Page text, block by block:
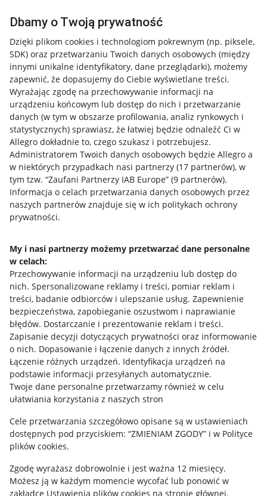
Dbamy o Twoją prywatność
Dzięki plikom cookies i technologiom pokrewnym (np. piksele,
SDK) oraz przetwarzaniu Twoich danych osobowych (między
innymi unikalne identyfikatory, dane przeglądarki), możemy
zapewnić, że dopasujemy do Ciebie wyświetlane treści.
Wyrażając zgodę na przechowywanie informacji na
urządzeniu końcowym lub dostęp do nich i przetwarzanie
danych (w tym w obszarze profilowania, analiz rynkowych i
statystycznych) sprawiasz, że łatwiej będzie odnaleźć Ci w
Allegro dokładnie to, czego szukasz i potrzebujesz.
Administratorem Twoich danych osobowych będzie Allegro a
w niektórych przypadkach nasi partnerzy (17 partnerów), w
tym tzw. “Zaufani Partnerzy IAB Europe” (9 partnerów).
Informacja o celach przetwarzania danych osobowych przez
naszych partnerów znajduje się w ich politykach ochrony
prywatności.
My i nasi partnerzy możemy przetwarzać dane personalne
w celach:
Przechowywanie informacji na urządzeniu lub dostęp do
nich. Spersonalizowane reklamy i treści, pomiar reklam i
treści, badanie odbiorców i ulepszanie usług. Zapewnienie
bezpieczeństwa, zapobieganie oszustwom i naprawianie
błędów. Dostarczanie i prezentowanie reklam i treści.
Zapisanie decyzji dotyczących prywatności oraz informowanie
o nich. Dopasowanie i łączenie danych z innych źródeł.
Łączenie różnych urządzeń. Identyfikacja urządzeń na
podstawie informacji przesyłanych automatycznie.
Twoje dane personalne przetwarzamy również w celu
ułatwiania korzystania z naszych stron
Cele przetwarzania szczegółowo opisane są w ustawieniach
dostępnych pod przyciskiem: “ZMIENIAM ZGODY” i w Polityce
plików cookies.
Zgodę wyrażasz dobrowolnie i jest ważna 12 miesięcy.
Możesz ją w każdym momencie wycofać lub ponowić w
zakładce Ustawienia plików cookies na stronie głównej.
Przydatne informacje
Jak to działa
Allegro Gadane dla sprzedających
Allegro Gadane dla kupujących
Mapa miejscowości
Informacje prawne
Regulamin
Polityka plików "cookies"
Ustawienia plików "cookies"
Udostępnianie lokalizacji
Informacje dla Aktu o Usługach Cyfrowych
Pobierz aplikację